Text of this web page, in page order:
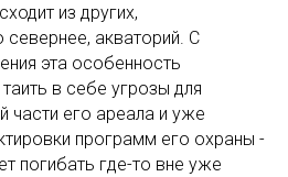
из других,
акваторий. С
эта особенность
в себе угрозы для
части его ареала и уже
программ его охраны -
погибать где-то вне уже